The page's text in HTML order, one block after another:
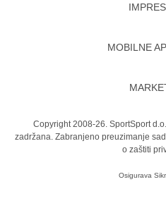
MOBILNE
Copyright 2008-26. SportSport
zadržana. Zabranjeno preuzimanje
o zaštiti
Osigurava